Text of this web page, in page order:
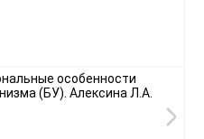
особенности
(БУ). Алексина Л.А.